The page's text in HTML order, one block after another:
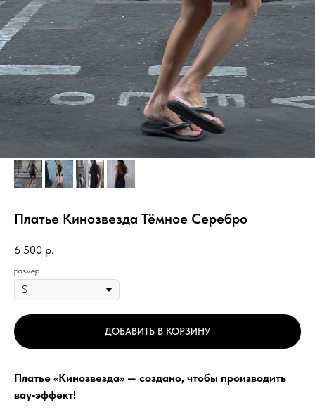
Платье Кинозвезда Тёмное Серебро
6 500 р.
размер
ДОБАВИТЬ В КОРЗИНУ
Платье «Кинозвезда» — создано, чтобы производить
вау‑эффект!